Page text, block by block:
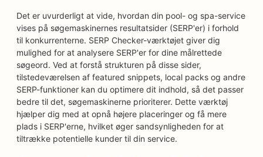
Det er uvurderligt at vide, hvordan din pool- og spa-service
vises på søgemaskinernes resultatsider (SERP'er) i forhold
til konkurrenterne. SERP Checker-værktøjet giver dig
mulighed for at analysere SERP'er for dine målrettede
søgeord. Ved at forstå strukturen på disse sider,
tilstedeværelsen af featured snippets, local packs og andre
SERP-funktioner kan du optimere dit indhold, så det passer
bedre til det, søgemaskinerne prioriterer. Dette værktøj
hjælper dig med at opnå højere placeringer og få mere
plads i SERP'erne, hvilket øger sandsynligheden for at
tiltrække potentielle kunder til din service.